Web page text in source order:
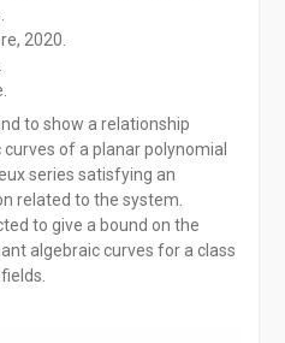
2020.
to show a relationship
of a planar polynomial
series satisfying an
related to the system.
to give a bound on the
algebraic curves for a class